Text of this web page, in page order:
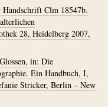
Clm 18547b.
28, Heidelberg 2007,
in: Die
Ein Handbuch, I,
Stricker, Berlin – New